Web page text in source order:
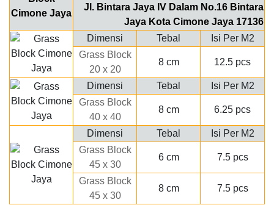
Jl. Bintara Jaya IV Dalam No.16 Bintara
Jaya Kota Cimone Jaya 17136
Dimensi
Tebal
Isi Per M2
Grass Block
20 x 20
8 cm 12.5 pcs
Dimensi Tebal
Isi Per M2
Grass Block
40 x 40
8 cm 6.25 pcs
Dimensi Tebal
Isi Per M2
Grass Block
45 x 30
6 cm 7.5 pcs
Grass Block
45 x 30
8 cm 7.5 pcs